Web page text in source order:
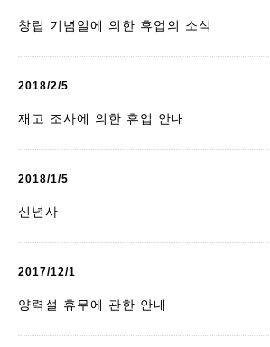
창립 기념일에 의한 휴업의 소식
2018/2/5
재고 조사에 의한 휴업 안내
2018/1/5
신년사
2017/12/1
양력설 휴무에 관한 안내